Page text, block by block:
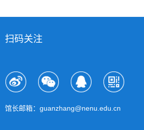
扫码关注
馆长邮箱：guanzhang@nenu.edu.cn